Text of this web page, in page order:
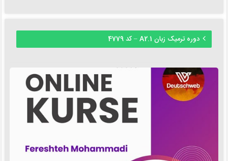
دوره ترمیک زبان A2.1 – کد 4779